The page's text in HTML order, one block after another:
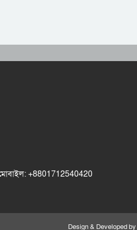
+8801712540420
Design & Developed by